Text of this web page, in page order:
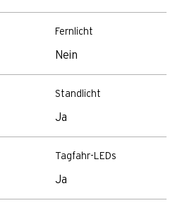
Fernlicht
Nein
Standlicht
Ja
Tagfahr-LEDs
Ja